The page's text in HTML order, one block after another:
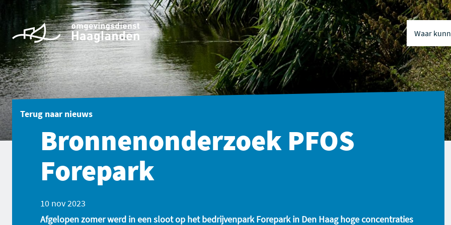
Naar
Naar
Waar
Terug naar nieuws
Bronnenonderzoek PFOS
Forepark
10 nov 2023
Afgelopen zomer werd in een slootop het bedrijvenpark Forepark in Den Haag hoge concentraties